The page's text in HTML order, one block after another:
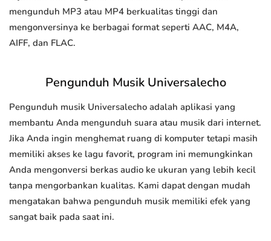
mengunduh MP3 atau MP4 berkualitas tinggi dan
mengonversinya ke berbagai format seperti AAC, M4A,
AIFF, dan FLAC.
Pengunduh Musik Universalecho
Pengunduh musik Universalecho adalah aplikasi yang
membantu Anda mengunduh suara atau musik dari internet.
Jika Anda ingin menghemat ruang di komputer tetapi masih
memiliki akses ke lagu favorit, program ini memungkinkan
Anda mengonversi berkas audio ke ukuran yang lebih kecil
tanpa mengorbankan kualitas. Kami dapat dengan mudah
mengatakan bahwa pengunduh musik memiliki efek yang
sangat baik pada saat ini.